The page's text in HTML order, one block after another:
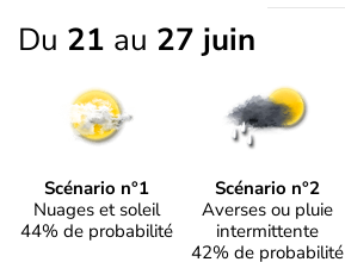
Du 21 au 27 juin
Scénario n°1
Nuages et soleil
44% de probabilité
Scénario n°2
Averses ou pluie
intermittente
42% de probabilité